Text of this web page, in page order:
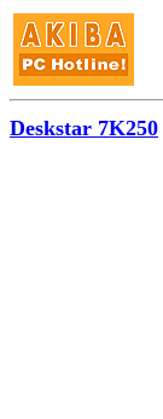
Deskstar 7K250